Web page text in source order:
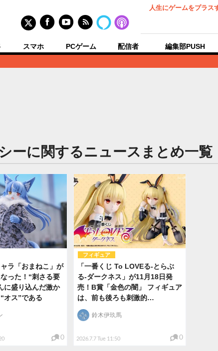
人生にゲームをプラス
スマホ PCゲーム 配信者 編集部PUSH
ーに関するニュースまとめ一覧
ラ「おまねこ」が
った！“刺さる要
に盛り込んだ激か
オス”である
0
フィギュア
「一番くじ To LOVEる-とらぶ
る-ダークネス」が11月18日発
売！B賞「金色の闇」 フィギュア
は、前も後ろも刺激的…
2026.7.7 Tue 11:50
鈴木伊玖馬
0